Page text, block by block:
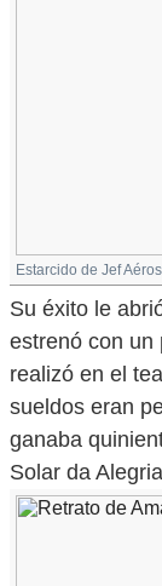
Estarcido de Jef
Su éxito le
estrenó con un
realizó en el
sueldos eran
ganaba
Solar da